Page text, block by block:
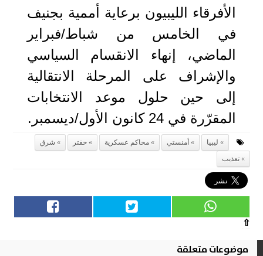
الأفرقاء الليبيون برعاية أممية بجنيف
في الخامس من شباط/فبراير
الماضي، إنهاء الانقسام السياسي
والإشراف على المرحلة الانتقالية
إلى حين حلول موعد الانتخابات
المقرّرة في 24 كانون الأول/ديسمبر.
ليبيا أمنستي محاكم عسكرية حفتر
شرق
تعذيب
⇧
موضوعات متعلقة